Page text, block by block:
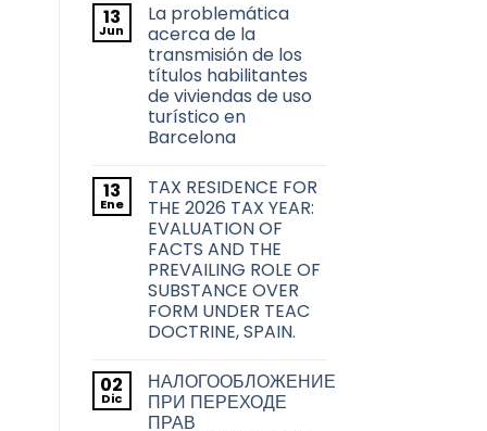
comentarios
en
Derecho
de
adquisición
preferente
de
las
Administraciones
Públicas
transmisiones
inmobiliarias
en
la
ciudad
de
Barcelona
13
Jun
La problemática
acerca de la
transmisión de los
títulos habilitantes
de viviendas de uso
turístico en
Barcelona
comentarios
en
La
problemática
acerca
de
la
transmisión
de
los
títulos
habilitantes
viviendas
de
uso
turístico
en
13
Ene
TAX RESIDENCE FOR
THE 2026 TAX YEAR:
EVALUATION OF
FACTS AND THE
PREVAILING ROLE OF
SUBSTANCE OVER
FORM UNDER TEAC
DOCTRINE, SPAIN.
comentarios
en
TAX
RESIDENCE
02
Dic
НАЛОГООБЛОЖЕНИЕ
ПРИ ПЕРЕХОДЕ
ПРАВ